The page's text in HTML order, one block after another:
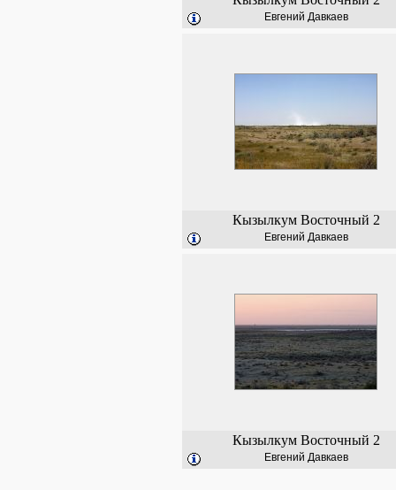
Евгений Давкаев
Кызылкум Восточный 2
Евгений Давкаев
Кызылкум Восточный 2
Евгений Давкаев